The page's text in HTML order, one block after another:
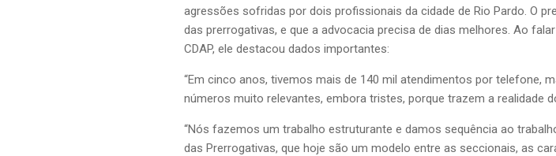
agressões sofridas por dois profissionais da cidade de Rio Pardo. O
das prerrogativas, e que a advocacia precisa de dias melhores. Ao
CDAP, ele destacou dados importantes:
“Em cinco anos, tivemos mais de 140 mil atendimentos por telefone,
números muito relevantes, embora tristes, porque trazem a realidade
“Nós fazemos um trabalho estruturante e damos sequência ao
das Prerrogativas, que hoje são um modelo entre as seccionais, as